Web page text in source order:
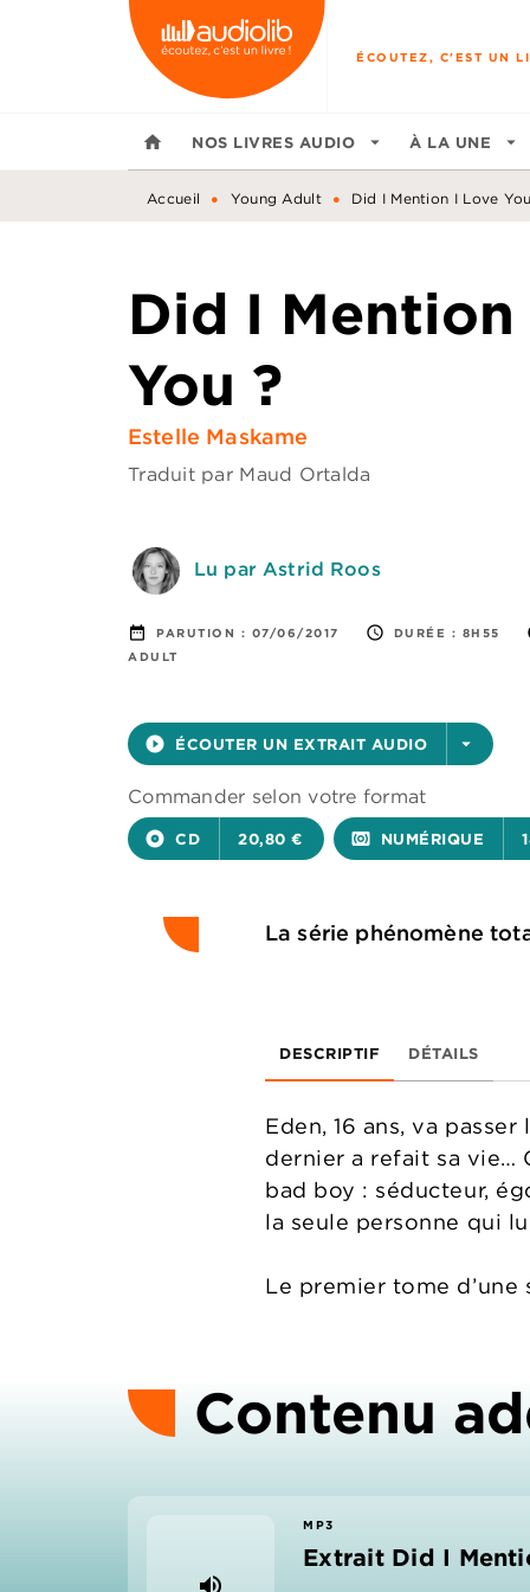
MENU RECHERCHE
ÉCOUTEZ, C'EST UN
home NOS LIVRES AUDIO arrow_drop_down À LA UNE arrow_drop_down
Accueil • Young Adult • Did I Mention I Love
Did I Mention
You ?
Estelle Maskame
Traduit par Maud Ortalda
Lu par Astrid Roos
date_range PARUTION : 07/06/2017 access_time DURÉE : 8H55
ADULT
play_circle_filled ÉCOUTER UN EXTRAIT AUDIO arrow_drop_down
Commander selon votre format
album CD 20,80 € surround_sound NUMÉRIQUE
La série phénomène
DESCRIPTIF DÉTAILS
Eden, 16 ans, va
dernier a refait sa vie…
bad boy : séducteur,
la seule personne qui
Le premier tome
Contenu
volume_up
MP3
Extrait Did I